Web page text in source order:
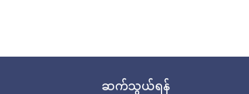
ဆက်သွယ်ရန်